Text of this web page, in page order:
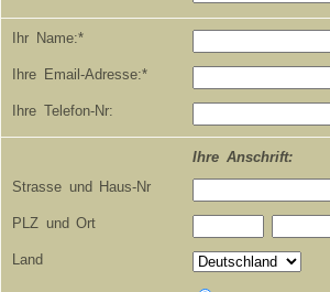
Ihr Name:*
Ihre Email-Adresse:*
Ihre Telefon-Nr:
Ihre Anschrift:
Strasse und Haus-Nr
PLZ und Ort
Land